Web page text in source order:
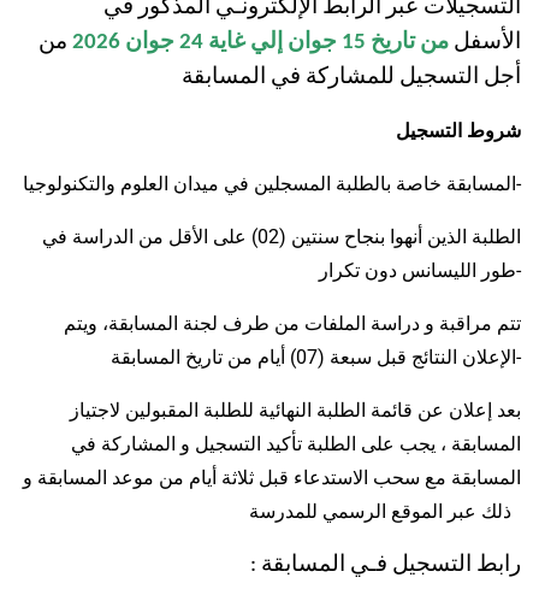
التسجيلات عبر الرابط الإلكترونـي المذكور في
الأسفل من تاريخ 15 جوان إلي غاية 24 جوان 2026 من
أجل التسجيل للمشاركة في المسابقة
شروط التسجيل
المسابقة خاصة بالطلبة المسجلين في ميدان العلوم والتكنولوجيا-
الطلبة الذين أنهوا بنجاح سنتين (02) على الأقل من الدراسة في
طور الليسانس دون تكرار-
تتم مراقبة و دراسة الملفات من طرف لجنة المسابقة، ويتم
الإعلان النتائج قبل سبعة (07) أيام من تاريخ المسابقة-
بعد إعلان عن قائمة الطلبة النهائية للطلبة المقبولين لاجتياز
المسابقة ، يجب على الطلبة تأكيد التسجيل و المشاركة في
المسابقة مع سحب الاستدعاء قبل ثلاثة أيام من موعد المسابقة و
ذلك عبر الموقع الرسمي للمدرسة
رابط التسجيل فـي المسابقة :